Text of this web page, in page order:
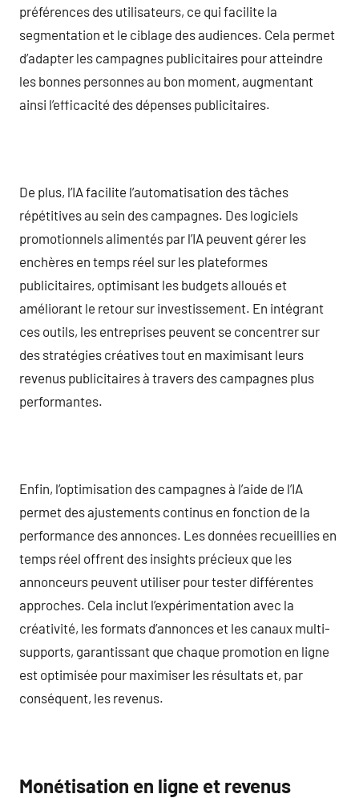
préférences des utilisateurs, ce qui facilite la
segmentation et le ciblage des audiences. Cela permet
d’adapter les campagnes publicitaires pour atteindre
les bonnes personnes au bon moment, augmentant
ainsi l’efficacité des dépenses publicitaires.
De plus, l’IA facilite l’automatisation des tâches
répétitives au sein des campagnes. Des logiciels
promotionnels alimentés par l’IA peuvent gérer les
enchères en temps réel sur les plateformes
publicitaires, optimisant les budgets alloués et
améliorant le retour sur investissement. En intégrant
ces outils, les entreprises peuvent se concentrer sur
des stratégies créatives tout en maximisant leurs
revenus publicitaires à travers des campagnes plus
performantes.
Enfin, l’optimisation des campagnes à l’aide de l’IA
permet des ajustements continus en fonction de la
performance des annonces. Les données recueillies en
temps réel offrent des insights précieux que les
annonceurs peuvent utiliser pour tester différentes
approches. Cela inclut l’expérimentation avec la
créativité, les formats d’annonces et les canaux multi-
supports, garantissant que chaque promotion en ligne
est optimisée pour maximiser les résultats et, par
conséquent, les revenus.
Monétisation en ligne et revenus